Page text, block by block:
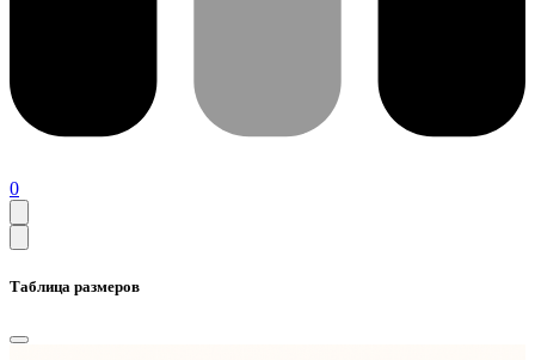
0
Таблица размеров